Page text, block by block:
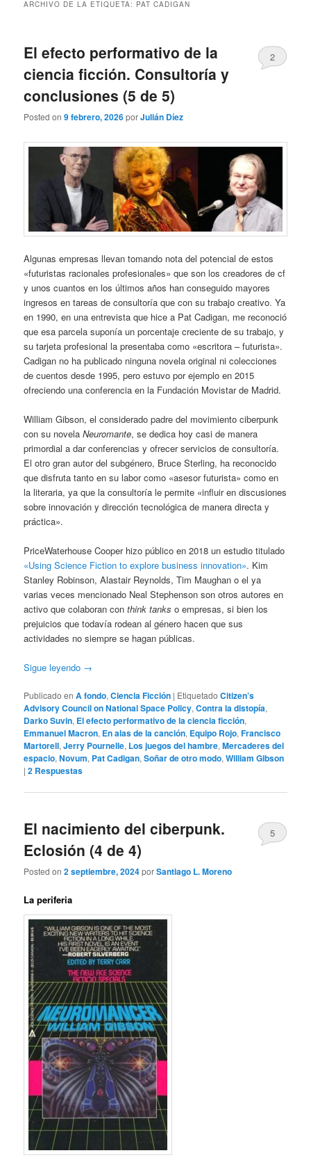
ARCHIVO DE LA ETIQUETA: PAT CADIGAN
El efecto performativo de la
ciencia ficción. Consultoría y
conclusiones (5 de 5)
Posted on9 febrero, 2026porJulián Díez
2
Algunas empresas llevan tomando nota del potencial de estos
«futuristas racionales profesionales» que son los creadores de cf
y unos cuantos en los últimos años han conseguido mayores
ingresos en tareas de consultoría que con su trabajo creativo. Ya
en 1990, en una entrevista que hice a Pat Cadigan, me reconoció
que esa parcela suponía un porcentaje creciente de su trabajo, y
su tarjeta profesional la presentaba como «escritora – futurista».
Cadigan no ha publicado ninguna novela original ni colecciones
de cuentos desde 1995, pero estuvo por ejemplo en 2015
ofreciendo una conferencia en la Fundación Movistar de Madrid.
William Gibson, el considerado padre del movimiento ciberpunk
con su novelaNeuromante, se dedica hoy casi de manera
primordial a dar conferencias y ofrecer servicios de consultoría.
El otro gran autor del subgénero, Bruce Sterling, ha reconocido
que disfruta tanto en su labor como «asesor futurista» como en
la literaria, ya que la consultoría le permite «influir en discusiones
sobre innovación y dirección tecnológica de manera directa y
práctica».
PriceWaterhouse Cooper hizo público en 2018 un estudio titulado
«Using Science Fiction to explore business innovation». Kim
Stanley Robinson, Alastair Reynolds, Tim Maughan o el ya
varias veces mencionado Neal Stephenson son otros autores en
activo que colaboran conthink tankso empresas, si bien los
prejuicios que todavía rodean al género hacen que sus
actividades no siempre se hagan públicas.
Sigue leyendo →
Publicado en A fondo,Ciencia Ficción | Etiquetado Citizen’s
Advisory Council on National Space Policy,Contra la distopía,
Darko Suvin, El efecto performativo de la ciencia ficción,
Emmanuel Macron, En alas de la canción, Equipo Rojo,Francisco
Martorell,Jerry Pournelle, Los juegos del hambre,Mercaderes del
espacio,Novum, Pat Cadigan,Soñar de otro modo,William Gibson
|2 Respuestas
El nacimiento del ciberpunk.
Eclosión (4 de 4)
Posted on2 septiembre, 2024porSantiago L. Moreno
5
La periferia